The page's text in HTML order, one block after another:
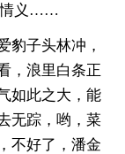
情义……
子头林冲，
，浪里白条正
如此之大，能
无踪，哟，菜
不好了，潘金